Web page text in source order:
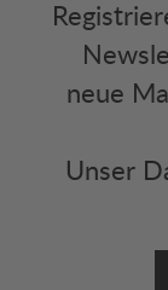
neue
Unser